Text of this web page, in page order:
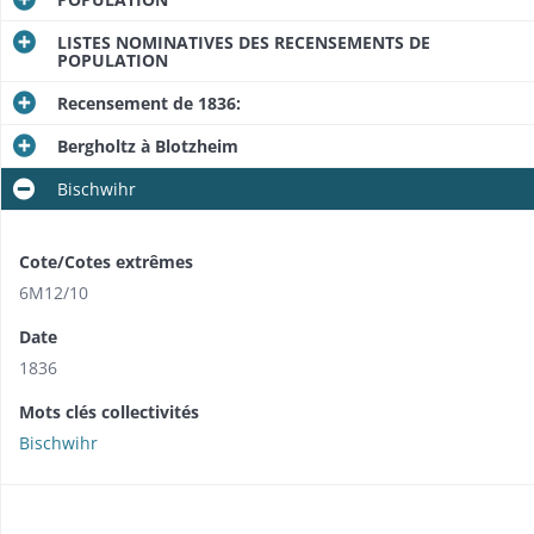
LISTES NOMINATIVES DES RECENSEMENTS DE
POPULATION
Recensement de 1836:
Bergholtz à Blotzheim
Bischwihr
Cote/Cotes extrêmes
6M12/10
Date
1836
Mots clés collectivités
Bischwihr